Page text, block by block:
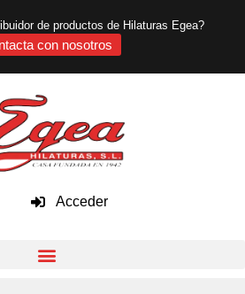
de productos de Hilaturas Egea?
con nosotros
Acceder